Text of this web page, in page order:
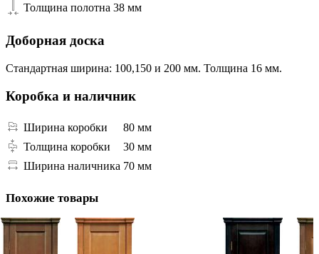
Толщина полотна 38 мм
Доборная доска
Стандартная ширина: 100,150 и 200 мм. Толщина 16 мм.
Коробка и наличник
Ширина коробки
80 мм
Толщина коробки
30 мм
Ширина наличника 70 мм
Похожие товары